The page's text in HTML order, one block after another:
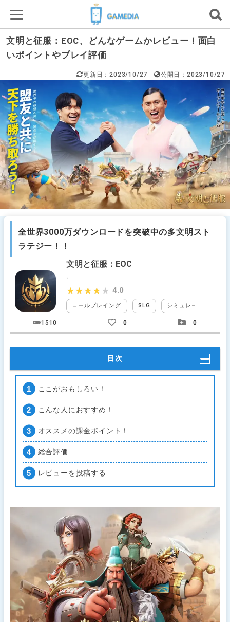
文明と征服：EOC、どんなゲームかレビュー！面白
いポイントやプレイ評価
更新日：2023/10/27 公開日：2023/10/27
全世界3000万ダウンロードを突破中の多文明スト
ラテジー！！
文明と征服：EOC
-
ロールプレイング SLG シミュレーションRPG
★★★★★
★★★★★ 4.0
1510 0 0
目次
ここがおもしろい！
こんな人におすすめ！
オススメの課金ポイント！
総合評価
レビューを投稿する